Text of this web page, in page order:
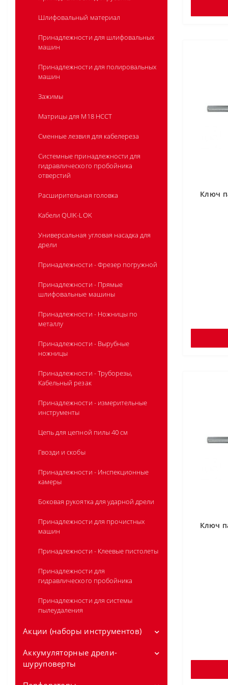
Shockwave™ ударные кольцевые пилы
Биты для шуруповертов PH
шуруповерта / дрель
Быстрозажимные гайки Fixtec
Шлифовальный материал
Принадлежности для шлифовальных
машин
Принадлежности для полировальных
машин
Зажимы
Матрицы для M18 HCCT
Сменные лезвия для кабелереза
Системные принадлежности для
гидравлического пробойника
отверстий
Расширительная головка
Кабели QUIK-LOK
Универсальная угловая насадка для
дрели
Принадлежности - Фрезер погружной
Принадлежности - Прямые
шлифовальные машины
Принадлежности - Ножницы по
металлу
Принадлежности - Вырубные
ножницы
Принадлежности - Труборезы,
Кабельный резак
Принадлежности - измерительные
инструменты
Цепь для цепной пилы 40 см
Гвозди и скобы
Принадлежности - Инспекционные
камеры
Боковая рукоятка для ударной дрели
Принадлежности для прочистных
машин
Принадлежности - Клеевые пистолеты
Принадлежности для
гидравлического пробойника
Принадлежности для системы
пылеудаления
Акции (наборы инструментов)
Аккумуляторные наборы
инструментов 12V
Аккумуляторные дрели-
шуруповерты
Ключ
Ключ